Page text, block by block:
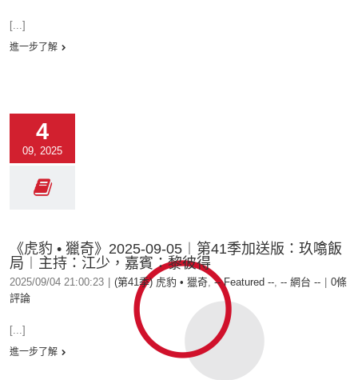
[...]
進一步了解
4
09, 2025
《虎豹 • 獵奇》2025-09-05︱第41季加送版：玖噏飯
局︱主持：江少，嘉賓：黎彼得
2025/09/04 21:00:23 (第41季) 虎豹 • 獵奇,-- Featured --, -- 網台 --
0條
評論
[...]
進一步了解